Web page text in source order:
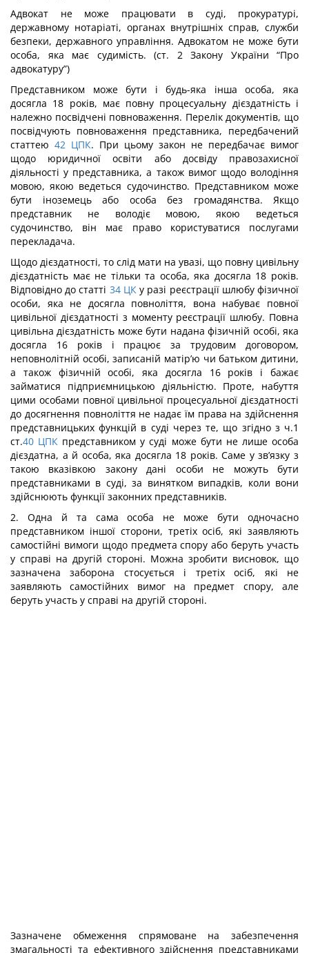
Адвокат не може працювати в суді, прокуратурі,
державному нотаріаті, органах внутрішніх справ, служби
безпеки, державного управління. Адвокатом не може бути
особа, яка має судимість. (ст. 2 Закону України “Про
адвокатуру”)
Представником може бути і будь-яка інша особа, яка
досягла 18 років, має повну процесуальну дієздатність і
належно посвідчені повноваження. Перелік документів, що
посвідчують повноваження представника, передбачений
статтею 42 ЦПК. При цьому закон не передбачає вимог
щодо юридичної освіти або досвіду правозахисної
діяльності у представника, а також вимог щодо володіння
мовою, якою ведеться судочинство. Представником може
бути іноземець або особа без громадянства. Якщо
представник не володіє мовою, якою ведеться
судочинство, він має право користуватися послугами
перекладача.
Щодо дієздатності, то слід мати на увазі, що повну цивільну
дієздатність має не тільки та особа, яка досягла 18 років.
Відповідно до статті 34 ЦКу разі реєстрації шлюбу фізичної
особи, яка не досягла повноліття, вона набуває повної
цивільної дієздатності з моменту реєстрації шлюбу. Повна
цивільна дієздатність може бути надана фізичній особі, яка
досягла 16 років і працює за трудовим договором,
неповнолітній особі, записаній матір’ю чи батьком дитини,
а також фізичній особі, яка досягла 16 років і бажає
займатися підприємницькою діяльністю. Проте, набуття
цими особами повної цивільної процесуальної дієздатності
до досягнення повноліття не надає їм права на здійснення
представницьких функцій в суді через те, що згідно з ч.1
ст.40 ЦПК представником у суді може бути не лише особа
дієздатна, а й особа, яка досягла 18 років. Саме у зв’язку з
такою вказівкою закону дані особи не можуть бути
представниками в суді, за винятком випадків, коли вони
здійснюють функції законних представників.
2. Одна й та сама особа не може бути одночасно
представником іншої сторони, третіх осіб, які заявляють
самостійні вимоги щодо предмета спору або беруть участь
у справі на другій стороні. Можна зробити висновок, що
зазначена заборона стосується і третіх осіб, які не
заявляють самостійних вимог на предмет спору, але
беруть участь у справі на другій стороні.
Зазначене обмеження спрямоване на забезпечення
змагальності та ефективного здійснення представниками